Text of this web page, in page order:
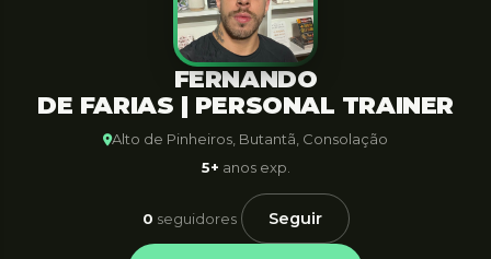
FERNANDO
DE FARIAS | PERSONAL TRAINER
Alto de Pinheiros, Butantã, Consolação
5+ anos exp.
0 seguidores Seguir